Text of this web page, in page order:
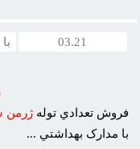
03.21
فروش تعدادي تولهژرمن
با مدارک بهداشتي ...